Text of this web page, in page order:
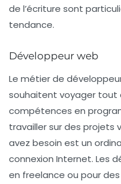
de l’écriture sont
tendance.
Développeur web
Le métier de
souhaitent voyager tout
compétences en
travailler sur des projets
avez besoin est un
connexion Internet. Les
en freelance ou pour